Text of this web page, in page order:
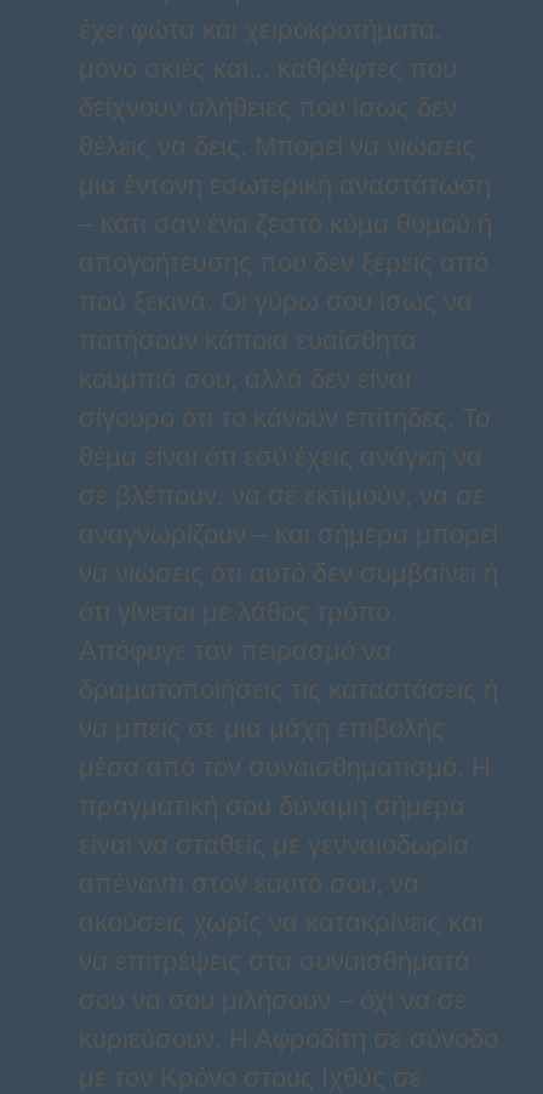
έχει φώτα και χειροκροτήματα,
μόνο σκιές και... καθρέφτες που
δείχνουν αλήθειες που ίσως δεν
θέλεις να δεις. Μπορεί να νιώσεις
μια έντονη εσωτερική αναστάτωση
– κάτι σαν ένα ζεστό κύμα θυμού ή
απογοήτευσης που δεν ξέρεις από
πού ξεκινά. Οι γύρω σου ίσως να
πατήσουν κάποια ευαίσθητα
κουμπιά σου, αλλά δεν είναι
σίγουρο ότι το κάνουν επίτηδες. Το
θέμα είναι ότι εσύ έχεις ανάγκη να
σε βλέπουν, να σε εκτιμούν, να σε
αναγνωρίζουν – και σήμερα μπορεί
να νιώσεις ότι αυτό δεν συμβαίνει ή
ότι γίνεται με λάθος τρόπο.
Απόφυγε τον πειρασμό να
δραματοποιήσεις τις καταστάσεις ή
να μπεις σε μια μάχη επιβολής
μέσα από τον συναισθηματισμό. Η
πραγματική σου δύναμη σήμερα
είναι να σταθείς με γενναιοδωρία
απέναντι στον εαυτό σου, να
ακούσεις χωρίς να κατακρίνεις και
να επιτρέψεις στα συναισθήματά
σου να σου μιλήσουν – όχι να σε
κυριεύσουν. Η Αφροδίτη σε σύνοδο
με τον Κρόνο στους Ιχθύς σε